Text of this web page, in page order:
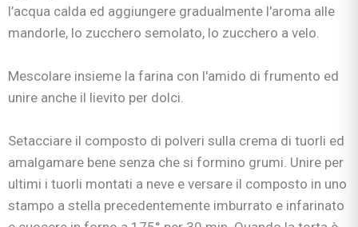
l’acqua calda ed aggiungere gradualmente l'aroma alle
mandorle, lo zucchero semolato, lo zucchero a velo.
Mescolare insieme la farina con l'amido di frumento ed
unire anche il lievito per dolci.
Setacciare il composto di polveri sulla crema di tuorli ed
amalgamare bene senza che si formino grumi. Unire per
ultimi i tuorli montati a neve e versare il composto in uno
stampo a stella precedentemente imburrato e infarinato